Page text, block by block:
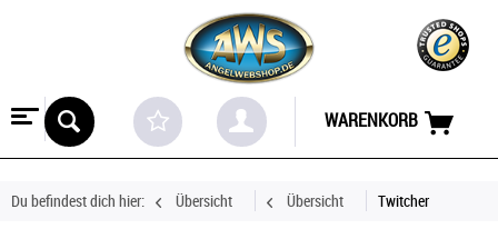
WARENKORB
Du befindest dich hier: Übersicht Übersicht Twitcher